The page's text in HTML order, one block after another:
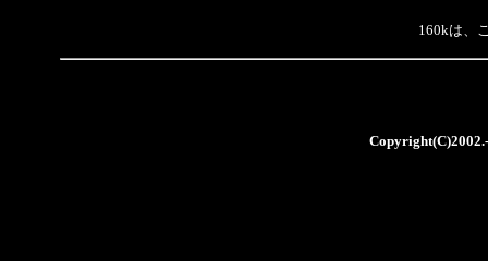
160kは、
Copyright(C)2002.-